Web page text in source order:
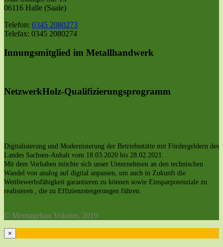
06116 Halle (Saale)
Telefon: 0345 2080273
Telefax: 0345 2080274
Innungsmitglied im Metallhandwerk
NetzwerkHolz-Qualifizierungsprogramm
Digitalisierung und Modernisierung der Betriebsstätte mit Fördergeldern des
Landes Sachsen-Anhalt vom 18.03.2020 bis 28.02.2021.
Mit dem Vorhaben möchte sich unser Unternehmen an den technischen
Wandel von analog auf digital anpassen, um auch in Zukunft die
Wettbewerbsfähigkeit garantieren zu können sowie Einsparpotenziale zu
realisieren , die zu Effizienzsteigerungen führen.
© Montagebau Vokoun, 2019
×